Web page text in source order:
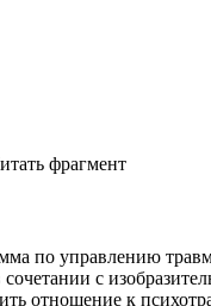
фрагмент
по управлению
с
отношение к